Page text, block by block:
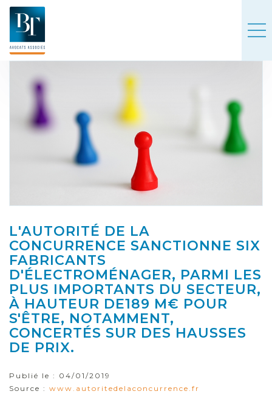
L'AUTORITÉ DE LA
CONCURRENCE SANCTIONNE SIX
FABRICANTS
D'ÉLECTROMÉNAGER, PARMI LES
PLUS IMPORTANTS DU SECTEUR,
À HAUTEUR DE189 M€ POUR
S'ÊTRE, NOTAMMENT,
CONCERTÉS SUR DES HAUSSES
DE PRIX.
Publié le : 04/01/2019
Source : www.autoritedelaconcurrence.fr